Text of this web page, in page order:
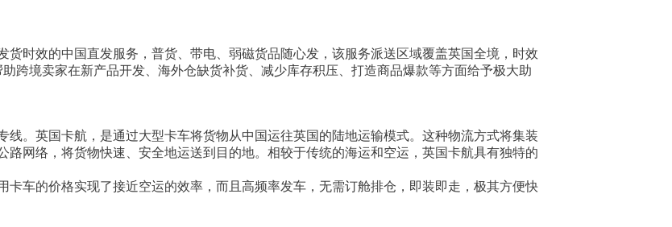
货时效的中国直发服务，普货、带电、弱磁货品随心发，该服务派送区域覆盖英国全境，时效
跨境卖家在新产品开发、海外仓缺货补货、减少库存积压、打造商品爆款等方面给予极大助
线。英国卡航，是通过大型卡车将货物从中国运往英国的陆地运输模式。这种物流方式将集装
路网络，将货物快速、安全地运送到目的地。相较于传统的海运和空运，英国卡航具有独特的
卡车的价格实现了接近空运的效率，而且高频率发车，无需订舱排仓，即装即走，极其方便快